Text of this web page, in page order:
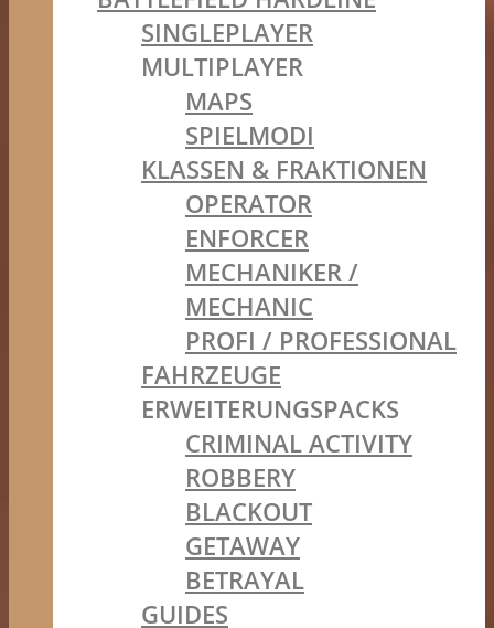
SINGLEPLAYER
MULTIPLAYER
MAPS
SPIELMODI
KLASSEN & FRAKTIONEN
OPERATOR
ENFORCER
MECHANIKER /
MECHANIC
PROFI / PROFESSIONAL
FAHRZEUGE
ERWEITERUNGSPACKS
CRIMINAL ACTIVITY
ROBBERY
BLACKOUT
GETAWAY
BETRAYAL
GUIDES